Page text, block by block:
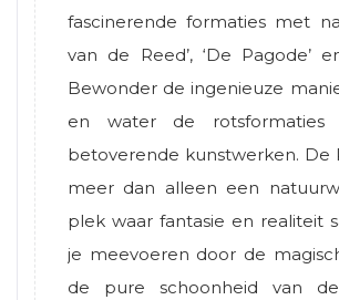
fascinerende formaties met
van de Reed’, ‘De Pagode’
Bewonder de ingenieuze
en water de rotsformaties
betoverende kunstwerken. De
meer dan alleen een
plek waar fantasie en realiteit
je meevoeren door de
de pure schoonheid van